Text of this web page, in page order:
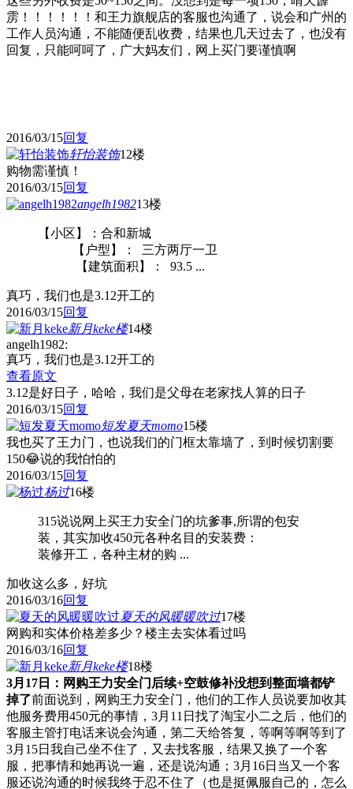
雳！！！！！！和王力旗舰店的客服也沟通了，说会和广州的
工作人员沟通，不能随便乱收费，结果也几天过去了，也没有
回复，只能呵呵了，广大妈友们，网上买门要谨慎啊
2016/03/15回复
轩怡装饰12楼
购物需谨慎！
2016/03/15回复
angelh198213楼
【小区】：合和新城
【户型】： 三方两厅一卫
【建筑面积】： 93.5 ...
真巧，我们也是3.12开工的
2016/03/15回复
新月keke楼14楼
angelh1982:
真巧，我们也是3.12开工的
查看原文
3.12是好日子，哈哈，我们是父母在老家找人算的日子
2016/03/15回复
短发夏天momo15楼
我也买了王力门，也说我们的门框太靠墙了，到时候切割要
150😂说的我怕怕的
2016/03/15回复
杨过16楼
315说说网上买王力安全门的坑爹事,所谓的包安
装，其实加收450元各种名目的安装费：
装修开工，各种主材的购 ...
加收这么多，好坑
2016/03/16回复
夏天的风暖暖吹过17楼
网购和实体价格差多少？楼主去实体看过吗
2016/03/16回复
新月keke楼18楼
3月17日：网购王力安全门后续+空鼓修补没想到整面墙都铲
掉了前面说到，网购王力安全门，他们的工作人员说要加收其
他服务费用450元的事情，3月11日找了淘宝小二之后，他们的
客服主管打电话来说会沟通，第二天给答复，等啊等啊等到了
3月15日我自己坐不住了，又去找客服，结果又换了一个客
服，把事情和她再说一遍，还是说沟通；3月16日当又一个客
服还说沟通的时候我终于忍不住了（也是挺佩服自己的，怎么